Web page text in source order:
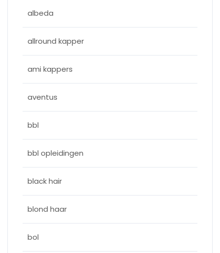
albeda
allround kapper
ami kappers
aventus
bbl
bbl opleidingen
black hair
blond haar
bol